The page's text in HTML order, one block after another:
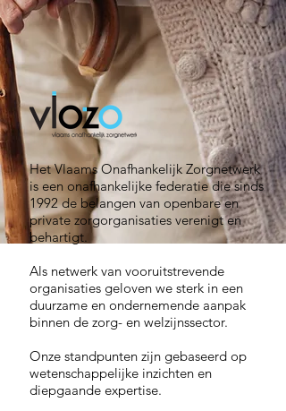
Het Vlaams Onafhankelijk Zorgnetwerk
is een onafhankelijke federatie die sinds
1992 de belangen van openbare en
private zorgorganisaties verenigt en
behartigt.
Als netwerk van vooruitstrevende
organisaties geloven we sterk in een
duurzame en ondernemende aanpak
binnen de zorg- en welzijnssector.
Onze standpunten zijn gebaseerd op
wetenschappelijke inzichten en
diepgaande expertise.